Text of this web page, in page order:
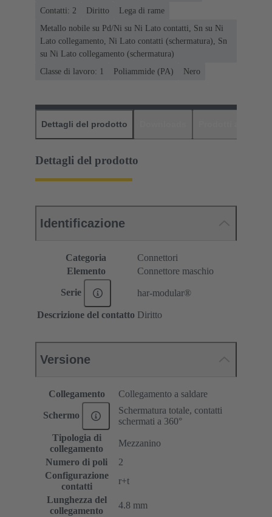
Contatti: 2
Diritto
Lega di rame
Metallo nobile su Pd/Ni su Ni Lato contatti, Sn su Ni
Lato collegamento, Ni Lato contatti (schermatura), Sn
su Ni Lato collegamento (schermatura)
Classe di lavoro: 1
Poliammide (PA) Nero
Dettagli del prodotto
Dettagli del prodotto
Identificazione
Categoria
Connettori
Elemento
Connettore maschio
Serie har-modular®
Descrizione del contatto Diritto
Versione
Collegamento Collegamento a saldare
Schermo
Schermatura totale, contatti
schermati a 360°
Tipologia di
collegamento
Mezzanino
Numero di poli
2
Configurazione
contatti
r+t
Lunghezza del
collegamento
4.8 mm